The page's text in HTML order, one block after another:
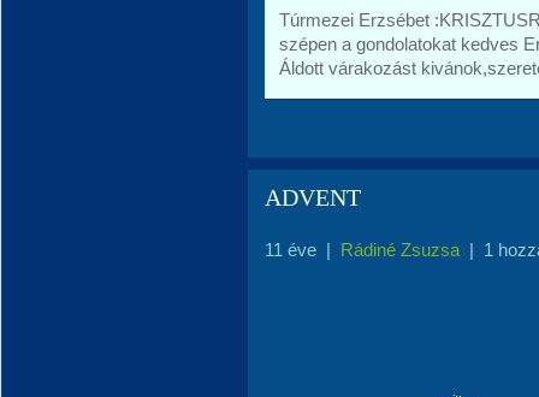
Túrmezei Erzsébet
szépen a gondolatokat kedves
Áldott várakozást
ADVENT
11 éve | Rádiné Zsuzsa | 1